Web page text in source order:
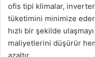
ofis tipi klimalar,
tüketimini minimize
hızlı bir şekilde
maliyetlerini düşürür